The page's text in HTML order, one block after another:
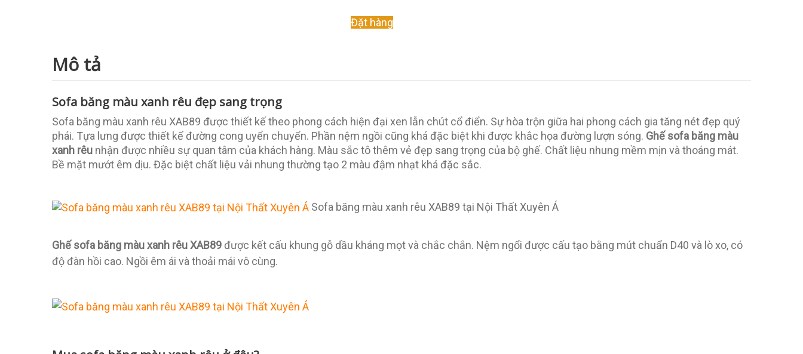
Original
Current
Đặt hàng
Mô tả
Sofa băng màu xanh rêu đẹp sang trọng
Sofa băng màu xanh rêu XAB89 được thiết kế theo phong cách hiện đại xen lẫn chút cổ điển. Sự hòa trộn giữa hai phong cách gia tăng nét đẹp quý
phái. Tựa lưng được thiết kế đường cong uyển chuyển. Phần nệm ngồi cũng khá đặc biệt khi được khắc họa đường lượn sóng. Ghế sofa băng màu
xanh rêu nhận được nhiều sự quan tâm của khách hàng. Màu sắc tô thêm vẻ đẹp sang trọng của bộ ghế. Chất liệu nhung mềm mịn và thoáng mát.
Bề mặt mướt êm dịu. Đặc biệt chất liệu vải nhung thường tạo 2 màu đậm nhạt khá đặc sắc.
Sofa băng màu xanh rêu XAB89 tại Nội Thất Xuyên Á
Ghế sofa băng màu xanh rêu XAB89 được kết cấu khung gỗ dầu kháng mọt và chắc chắn. Nệm ngổi được cấu tạo bằng mút chuẩn D40 và lò xo, có
độ đàn hồi cao. Ngồi êm ái và thoải mái vô cùng.